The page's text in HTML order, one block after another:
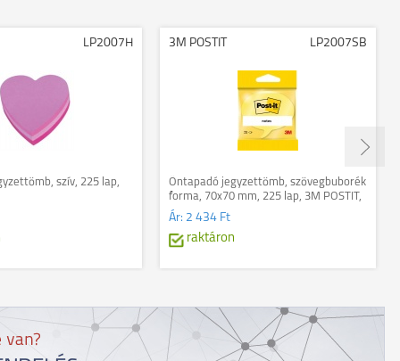
LP2007H
szív, 225 lap,
3M POSTIT LP2007SB
Öntapadó jegyzettömb, szövegbuborék
forma, 70x70 mm, 225 lap, 3M POSTIT,
sárga
Ár: 2 434 Ft
raktáron